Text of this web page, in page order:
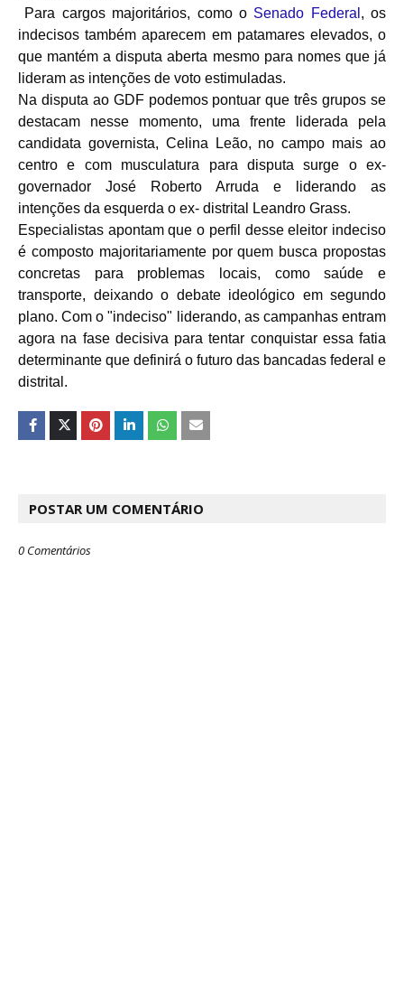
Para cargos majoritários, como o Senado Federal , os
indecisos também aparecem em patamares elevados, o
que mantém a disputa aberta mesmo para nomes que já
lideram as intenções de voto estimuladas.
Na disputa ao GDF podemos pontuar que três grupos se
destacam nesse momento, uma frente liderada pela
candidata governista, Celina Leão, no campo mais ao
centro e com musculatura para disputa surge o ex-
governador José Roberto Arruda e liderando as
intenções da esquerda o ex- distrital Leandro Grass.
Especialistas apontam que o perfil desse eleitor indeciso
é composto majoritariamente por quem busca propostas
concretas para problemas locais, como saúde e
transporte, deixando o debate ideológico em segundo
plano. Com o "indeciso" liderando, as campanhas entram
agora na fase decisiva para tentar conquistar essa fatia
determinante que definirá o futuro das bancadas federal e
distrital.
POSTAR UM COMENTÁRIO
0 Comentários